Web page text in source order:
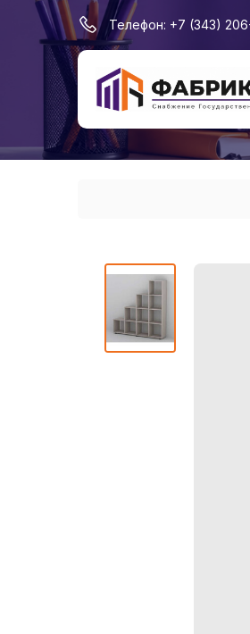
Телефон: +7 (343)